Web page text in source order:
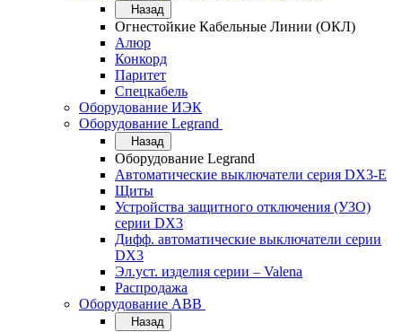
Назад
Огнестойкие Кабельные Линии (ОКЛ)
Алюр
Конкорд
Паритет
Спецкабель
Оборудование ИЭК
Оборудование Legrand
Назад
Оборудование Legrand
Автоматические выключатели серия DX3-E
Щиты
Устройства защитного отключения (УЗО)
серии DX3
Дифф. автоматические выключатели серии
DX3
Эл.уст. изделия серии – Valena
Распродажа
Оборудование АВВ
Назад